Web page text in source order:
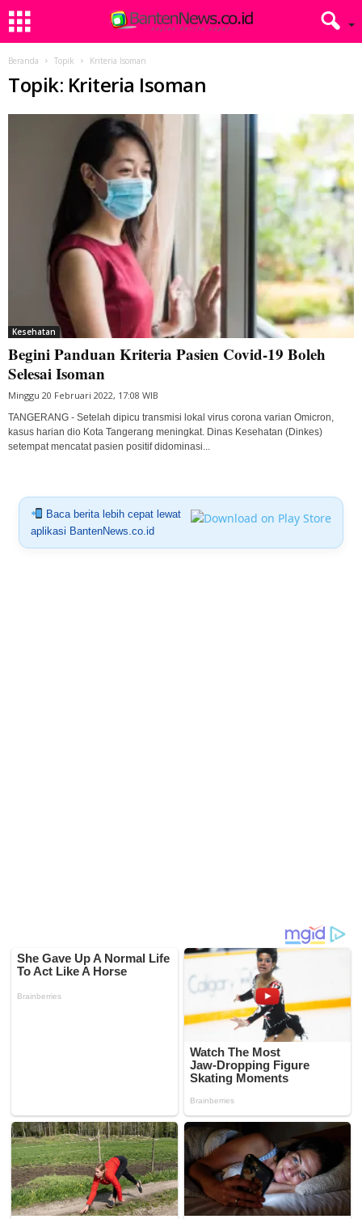
Beranda Topik Kriteria Isoman
Topik: Kriteria Isoman
Kesehatan
Begini Panduan Kriteria Pasien Covid-19 Boleh
Selesai Isoman
Minggu 20 Februari 2022, 17:08 WIB
TANGERANG - Setelah dipicu transmisi lokal virus corona varian Omicron,
kasus harian dio Kota Tangerang meningkat. Dinas Kesehatan (Dinkes)
setempat mencatat pasien positif didominasi...
Baca berita lebih cepat lewat
aplikasi BantenNews.co.id